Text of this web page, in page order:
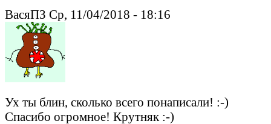
ВасяПЗ Ср, 11/04/2018 - 18:16
Ух ты блин, сколько всего понаписали! :-)
Спасибо огромное! Крутняк :-)